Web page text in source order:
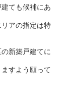
ても候補にあ
アの指定は特
新築戸建てに
すよう願って